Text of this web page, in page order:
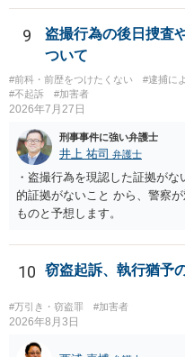
9
盗撮行為の後日捜査
ついて
#前科・前歴をつけたくない #逮捕に
#不起訴
#加害者
2026年7月27日
刑事事件に強い弁護士
井上 祐司 弁護士
・盗撮行為を現認した証拠が
的証拠がないこと から、警察
ものと予想します。
10 窃盗起訴、執行猶予
#万引き・窃盗罪 #加害者
2026年8月3日